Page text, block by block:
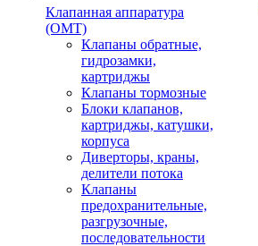
Клапанная аппаратура
(OMT)
Клапаны обратные,
гидрозамки,
картриджы
Клапаны тормозные
Блоки клапанов,
картриджы, катушки,
корпуса
Диверторы, краны,
делители потока
Клапаны
предохранительные,
разгрузочные,
последовательности